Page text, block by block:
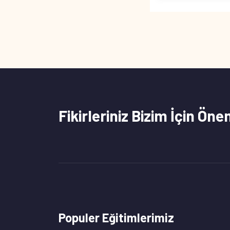
Fikirleriniz Bizim İçin
Populer Eğitimlerimiz